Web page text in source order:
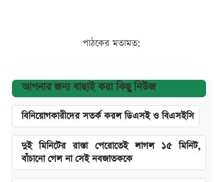
পাঠকের মতামত:
আপনার জন্য বাছাই করা কিছু নিউজ
বিনিয়োগকারীদের সতর্ক করল ডিএসই ও বিএসইসি
দুই মিনিটের রাস্তা পেরোতেই লাগল ১৫ মিনিট,
বাঁচানো গেল না সেই নবজাতককে